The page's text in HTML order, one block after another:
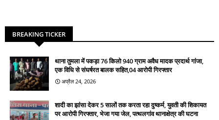
BREAKING TICKER
थाना तुमला में पकड़ा 76 किलो 940 ग्राम अवैध मादक प्रदार्थ गांजा,
एक विधि से संघर्षरत बालक सहित,04 आरोपी गिरफ्तार
अप्रैल 24, 2026
शादी का झांसा देकर 5 सालों तक करता रहा दुष्कर्म, युवती की शिकायत
पर आरोपी गिरफ्तार, भेजा गया जेल, पत्थलगांव थानाक्षेत्र की घटना